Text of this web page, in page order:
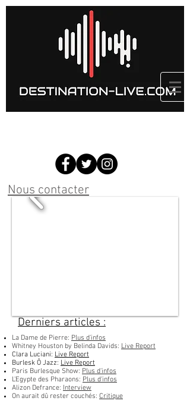
Nous contacter
La Dame de Pierre: Plus d'infos
Whitney Houston by Belinda Davids: Live Report
Clara Luciani: Live Report
Burlesk Ô Jazz: Live Report
Paris Burlesque Show: Plus d'infos
L'Egypte des Pharaons: Plus d'infos
Alizon Defrance: Interview
On aurait dû rester couchés: Critique
Derniers articles :